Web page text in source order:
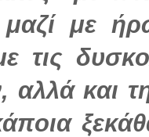
με
τις
αλλά και